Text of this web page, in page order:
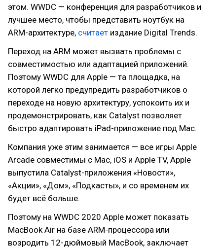
этом. WWDC — конференция для разработчиков и
лучшее место, чтобы представить ноутбук на
ARM-архитектуре, считает издание Digital Trends.
Переход на ARM может вызвать проблемы с
совместимостью или адаптацией приложений.
Поэтому WWDC для Apple — та площадка, на
которой легко предупредить разработчиков о
переходе на новую архитектуру, успокоить их и
продемонстрировать, как Catalyst позволяет
быстро адаптировать iPad-приложение под Mac.
Компания уже этим занимается — все игры Apple
Arcade совместимы с Mac, iOS и Apple TV, Apple
выпустила Catalyst-приложения «Новости»,
«Акции», «Дом», «Подкасты», и со временем их
будет всё больше.
Поэтому на WWDC 2020 Apple может показать
MacBook Air на базе ARM-процессора или
возродить 12-дюймовый MacBook, заключает